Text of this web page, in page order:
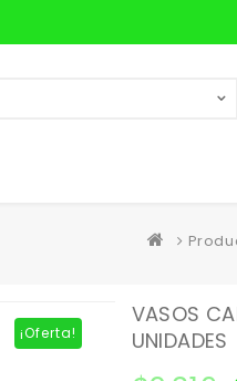
¡Oferta!
VASOS
UNIDADES